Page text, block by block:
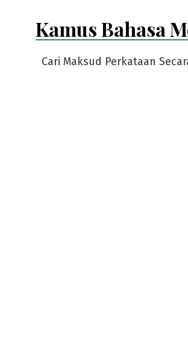
Kamus Bahasa
Cari Maksud Perkataan